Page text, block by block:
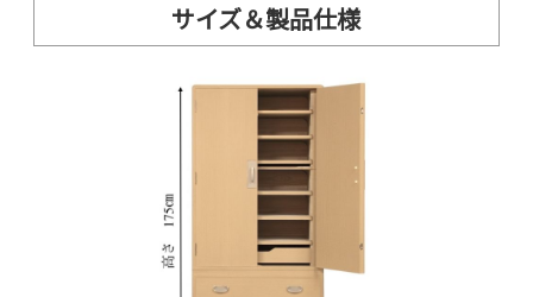
サイズ＆製品仕様